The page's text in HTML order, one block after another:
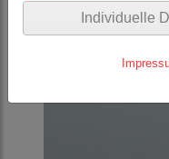
Individuelle